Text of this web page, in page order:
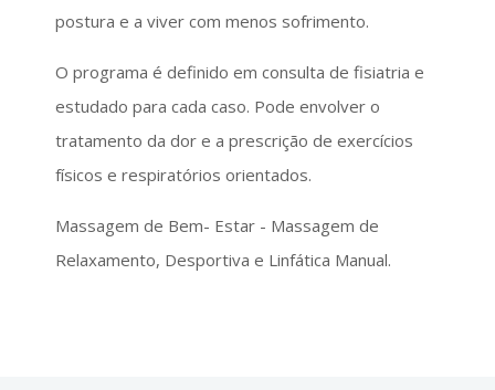
postura e a viver com menos sofrimento.
O programa é definido em consulta de fisiatria e
estudado para cada caso. Pode envolver o
tratamento da dor e a prescrição de exercícios
físicos e respiratórios orientados.
Massagem de Bem- Estar - Massagem de
Relaxamento, Desportiva e Linfática Manual.